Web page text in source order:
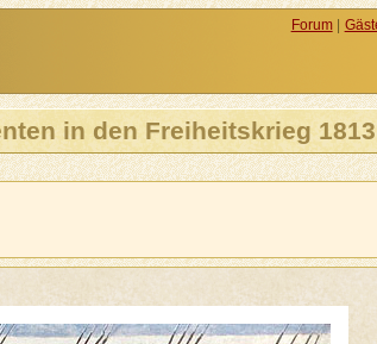
in den Freiheitskrieg 1813
Forum|